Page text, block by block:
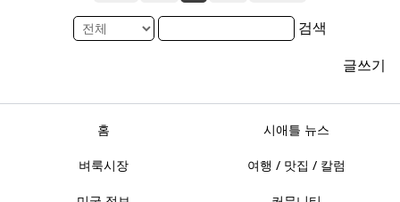
검색
글쓰기
홈 시애틀 뉴스
벼룩시장 여행 / 맛집 / 칼럼